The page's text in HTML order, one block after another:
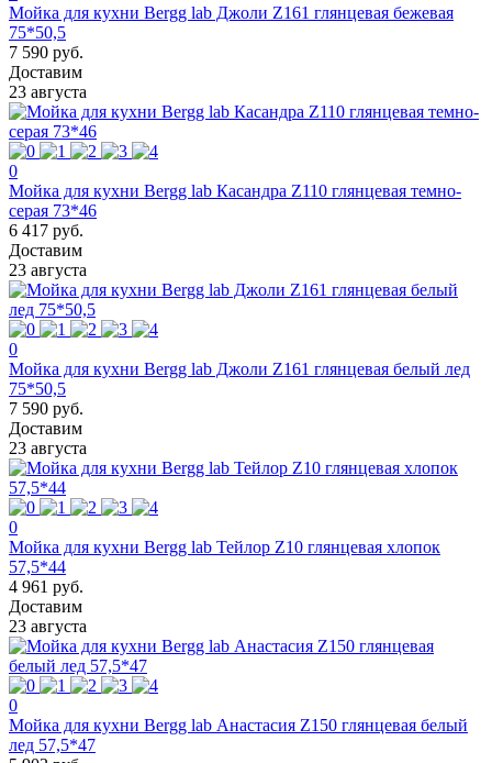
Мойка для кухни Bergg lab Джоли Z161 глянцевая бежевая
75*50,5
7 590 руб.
Доставим
23 августа
0
Мойка для кухни Bergg lab Касандра Z110 глянцевая темно-
серая 73*46
6 417 руб.
Доставим
23 августа
0
Мойка для кухни Bergg lab Джоли Z161 глянцевая белый лед
75*50,5
7 590 руб.
Доставим
23 августа
0
Мойка для кухни Bergg lab Тейлор Z10 глянцевая хлопок
57,5*44
4 961 руб.
Доставим
23 августа
0
Мойка для кухни Bergg lab Анастасия Z150 глянцевая белый
лед 57,5*47